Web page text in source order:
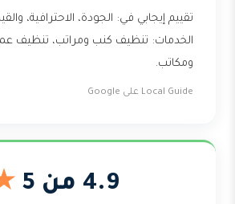
تقييم إيجابي في: الجودة، الاحترافية،
الخدمات: تنظيف كنب ومراتب، تنظيف
ومكاتب.
Local Guide على Google
4.9 من 5